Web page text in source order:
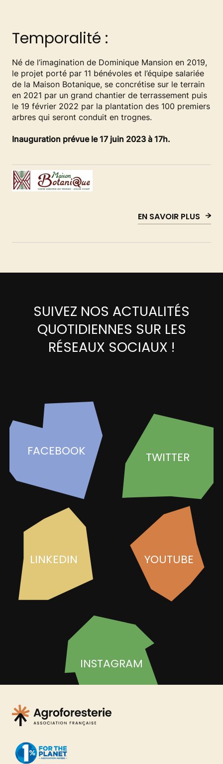
Temporalité :
Né de l’imagination de Dominique Mansion en 2019,
le projet porté par 11 bénévoles et l’équipe salariée
de la Maison Botanique, se concrétise sur le terrain
en 2021 par un grand chantier de terrassement puis
le 19 février 2022 par la plantation des 100 premiers
arbres qui seront conduit en trognes.
Inauguration prévue le 17 juin 2023 à 17h.
EN SAVOIR PLUS
SUIVEZ NOS ACTUALITÉS
QUOTIDIENNES SUR LES
RÉSEAUX SOCIAUX !
FACEBOOK TWITTER
LINKEDIN YOUTUBE
INSTAGRAM